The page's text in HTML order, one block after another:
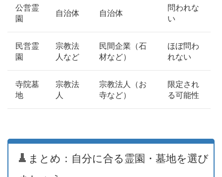
公営霊
園
自治体 自治体
問われな
い
民営霊
園
宗教法
人など
民間企業（石
材など）
ほぼ問わ
れない
寺院墓
地
宗教法
人
宗教法人（お
寺など）
限定され
る可能性
まとめ：自分に合る霊園・墓地を選び